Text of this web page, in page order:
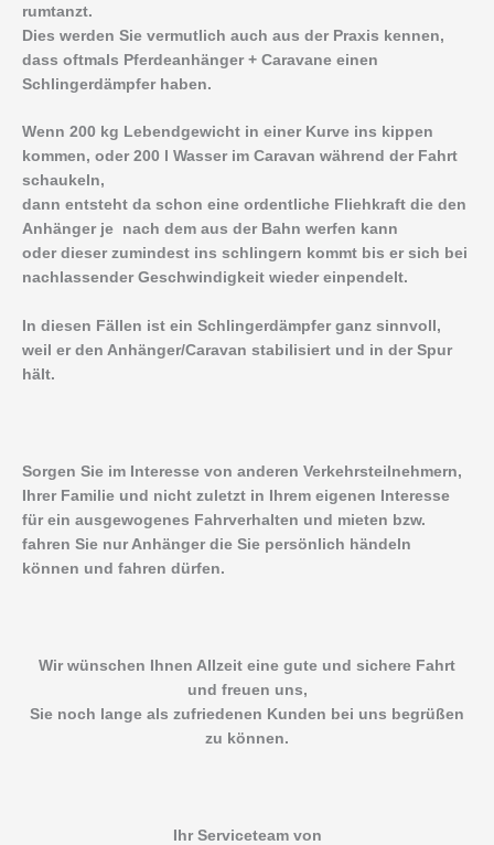
rumtanzt.
Dies werden Sie vermutlich auch aus der Praxis kennen,
dass oftmals Pferdeanhänger + Caravane einen
Schlingerdämpfer haben.
Wenn 200 kg Lebendgewicht in einer Kurve ins kippen
kommen, oder 200 l Wasser im Caravan während der Fahrt
schaukeln,
dann entsteht da schon eine ordentliche Fliehkraft die den
Anhänger je nach dem aus der Bahn werfen kann
oder dieser zumindest ins schlingern kommt bis er sich bei
nachlassender Geschwindigkeit wieder einpendelt.
In diesen Fällen ist ein Schlingerdämpfer ganz sinnvoll,
weil er den Anhänger/Caravan stabilisiert und in der Spur
hält.
Sorgen Sie im Interesse von anderen Verkehrsteilnehmern,
Ihrer Familie und nicht zuletzt in Ihrem eigenen Interesse
für ein ausgewogenes Fahrverhalten und mieten bzw.
fahren Sie nur Anhänger die Sie persönlich händeln
können und fahren dürfen.
Wir wünschen Ihnen Allzeit eine gute und sichere Fahrt
und freuen uns,
Sie noch lange als zufriedenen Kunden bei uns begrüßen
zu können.
Ihr Serviceteam von